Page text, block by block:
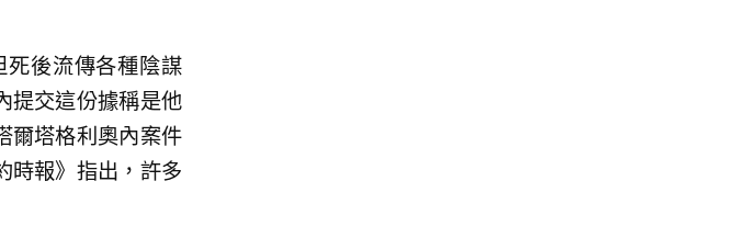
死後流傳各種陰謀
提交這份據稱是他
爾塔格利奧內案件
時報》指出，許多